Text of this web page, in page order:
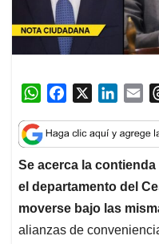
W
a
t
s
A
p
p
c
e
b
o
o
k
n
k
e
d
I
n
a
i
l
Se acerca la
el departamento del
moverse bajo las
alianzas de